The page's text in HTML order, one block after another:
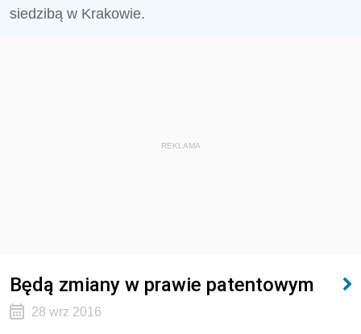
siedzibą w Krakowie.
REKLAMA
Będą zmiany w prawie patentowym
28 wrz 2016